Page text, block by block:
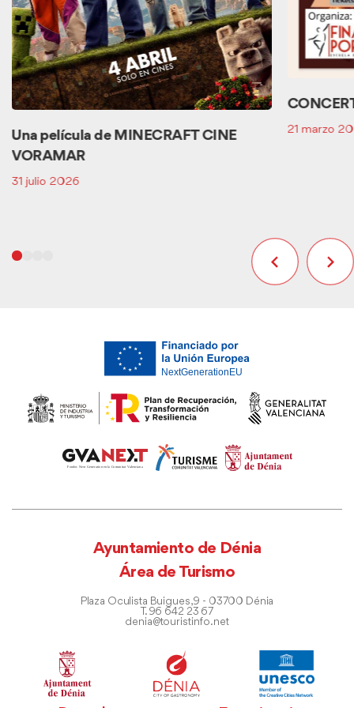
Una película de MINECRAFT CINE
VORAMAR
31 julio 2026
21 marzo
Ayuntamiento de Dénia
Área de Turismo
Plaza Oculista Buigues, 9 - 03700 Dénia
T. 96 642 23 67
denia@touristinfo.net